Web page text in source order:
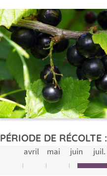
PÉRIODE DE RÉCOLTE :
avril mai juin juil.